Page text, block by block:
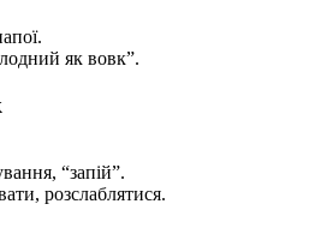
як вовк”.
“запій”.
розслаблятися.